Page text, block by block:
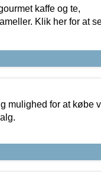
kaffe og te,
Klik her for at
mulighed for at købe